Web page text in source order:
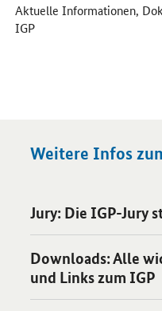
Aktuelle Informationen,
IGP
Weitere Infos
Jury: Die IGP-Jury
Öffnet Einzelsicht
Downloads: Alle
und Links zum IGP
Öffnet Einzelsicht